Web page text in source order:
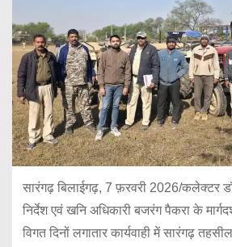
सारंगढ़ बिलाईगढ़, 7 फ़रवरी 2026/कलेक्टर
निर्देश एवं खनि अधिकारी बजरंग पैकरा के
विगत दिनों लगातार कार्यवाही में सारंगढ़